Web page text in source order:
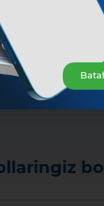
o‘rnating: